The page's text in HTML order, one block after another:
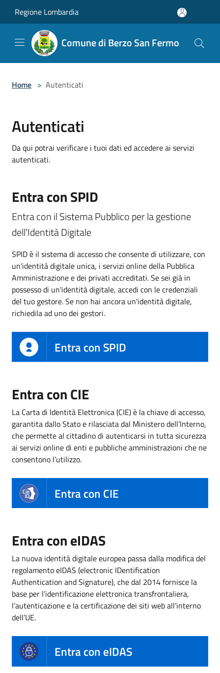
Regione Lombardia
Comune di Berzo San Fermo
Home > Autenticati
Autenticati
Da qui potrai verificare i tuoi dati ed accedere ai servizi
autenticati.
Entra con SPID
Entra con il Sistema Pubblico per la gestione
dell'Identità Digitale
SPID è il sistema di accesso che consente di utilizzare, con
un'identità digitale unica, i servizi online della Pubblica
Amministrazione e dei privati accreditati. Se sei già in
possesso di un'identità digitale, accedi con le credenziali
del tuo gestore. Se non hai ancora un'identità digitale,
richiedila ad uno dei gestori.
Entra con SPID
Entra con CIE
La Carta di Identità Elettronica (CIE) è la chiave di accesso,
garantita dallo Stato e rilasciata dal Ministero dell’Interno,
che permette al cittadino di autenticarsi in tutta sicurezza
ai servizi online di enti e pubbliche amministrazioni che ne
consentono l’utilizzo.
Entra con CIE
Entra con eIDAS
La nuova identità digitale europea passa dalla modifica del
regolamento eIDAS (electronic IDentification
Authentication and Signature), che dal 2014 fornisce la
base per l’identificazione elettronica transfrontaliera,
l’autenticazione e la certificazione dei siti web all’interno
dell’UE.
Entra con eIDAS